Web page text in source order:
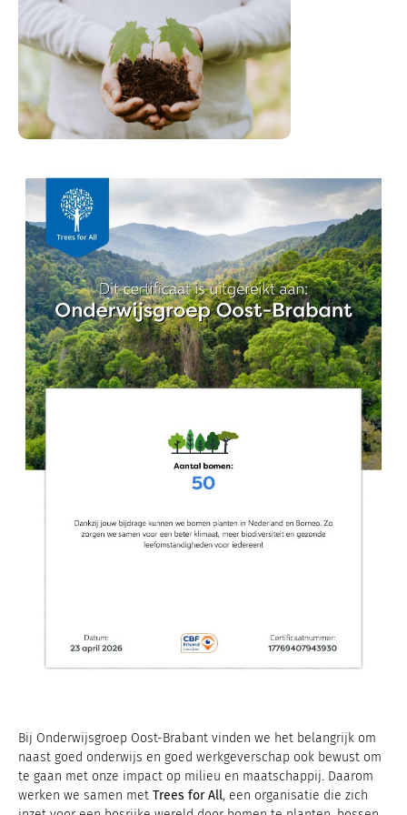
Bij Onderwijsgroep Oost-Brabant vinden we het belangrijk om
naast goed onderwijs en goed werkgeverschap ook bewust om
te gaan met onze impact op milieu en maatschappij. Daarom
werken we samen met Trees for All, een organisatie die zich